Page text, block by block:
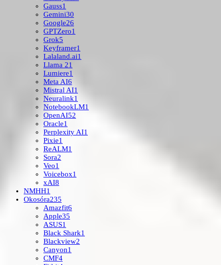
Gauss1
Gemini30
Google26
GPTZero1
Grok5
Keyframer1
Lalaland.ai1
Llama 21
Lumiere1
Meta AI6
Mistral AI1
Neuralink1
NotebookLM1
OpenAI52
Oracle1
Perplexity AI1
Pixie1
ReALM1
Sora2
Veo1
Voicebox1
xAI8
NMHH1
Okosóra235
Amazfit6
Apple35
ASUS1
Black Shark1
Blackview2
Canyon1
CMF4